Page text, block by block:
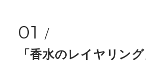
01
「香水のレイヤリン